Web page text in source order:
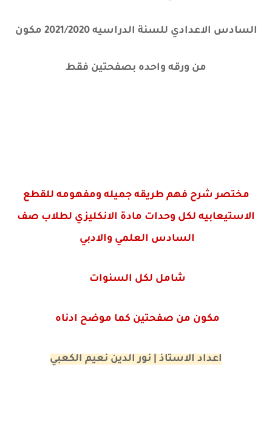
السادس الاعدادي للسنة الدراسيه 2021/2020 مكون
من ورقه واحده بصفحتين فقط
مختصر شرح فهم طريقه جميله ومفهومه للقطع
الاستيعابيه لكل وحدات مادة الانكليزي لطلاب صف
السادس العلمي والادبي
شامل لكل السنوات
مكون من صفحتين كما موضح ادناه
اعداد الاستاذ | نور الدين نعيم الكعبي